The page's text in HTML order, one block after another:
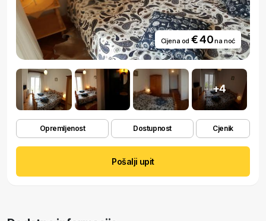
Cijena od € 40na noć
+4
Opremljenost Dostupnost Cjenik
Pošalji upit